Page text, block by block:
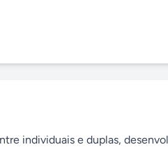
individuais e duplas,